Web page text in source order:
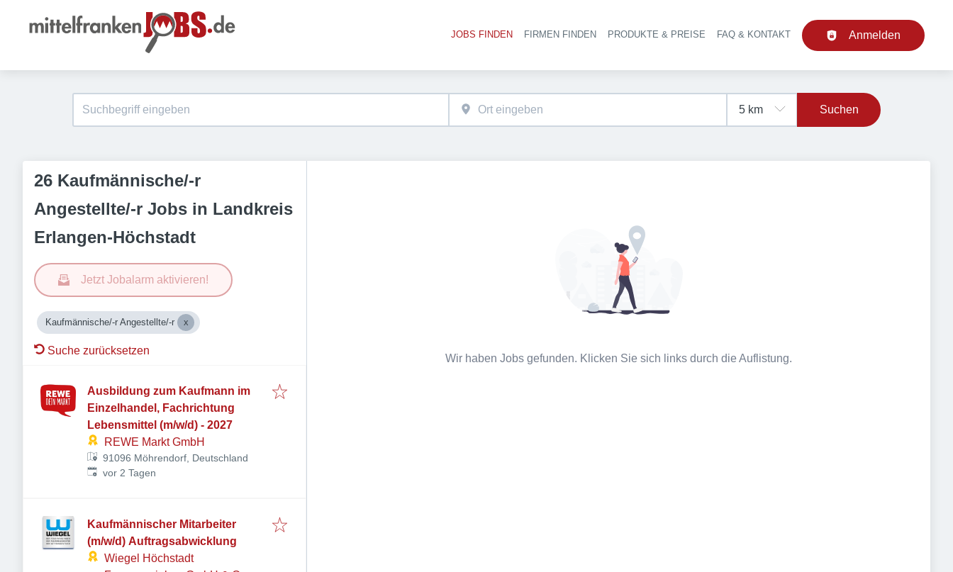
Haupt-Navigation
JOBS FINDEN FIRMEN FINDEN PRODUKTE & PREISE FAQ & KONTAKT Anmelden
Suchen
26 Kaufmännische/-r
Angestellte/-r Jobs in Landkreis
Erlangen-Höchstadt
Jetzt Jobalarm aktivieren!
Kaufmännische/-r Angestellte/-r
Suche zurücksetzen
Ausbildung zum Kaufmann im
Einzelhandel, Fachrichtung
Lebensmittel (m/w/d) - 2027
REWE Markt GmbH
91096 Möhrendorf, Deutschland
Veröffentlicht:
vor 2 Tagen
Kaufmännischer Mitarbeiter
(m/w/d) Auftragsabwicklung
Wiegel Höchstadt
Wir haben Jobs gefunden. Klicken Sie sich links durch die Auflistung.